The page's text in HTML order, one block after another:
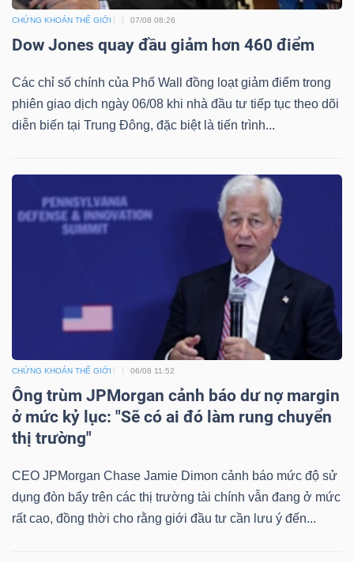
CHỨNG KHOÁN THẾ GIỚI 07/08 08:26
Dow Jones quay đầu giảm hơn 460 điểm
Các chỉ số chính của Phố Wall đồng loạt giảm điểm trong
phiên giao dịch ngày 06/08 khi nhà đầu tư tiếp tục theo dõi
diễn biến tại Trung Đông, đặc biệt là tiến trình...
CHỨNG KHOÁN THẾ GIỚI 06/08 11:52
Ông trùm JPMorgan cảnh báo dư nợ margin
ở mức kỷ lục: "Sẽ có ai đó làm rung chuyển
thị trường"
CEO JPMorgan Chase Jamie Dimon cảnh báo mức độ sử
dụng đòn bẩy trên các thị trường tài chính vẫn đang ở mức
rất cao, đồng thời cho rằng giới đầu tư cần lưu ý đến...